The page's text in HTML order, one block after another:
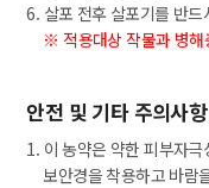
6. 살포 전후 살포기를 반드
※ 적용대상 작물과 병해
안전 및 기타 주의사항
1. 이 농약은 약한 피부자
보안경을 착용하고 바람